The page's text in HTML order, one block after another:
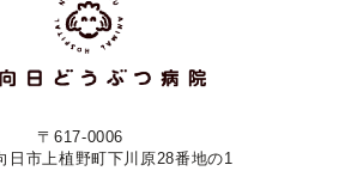
〒617-0006
日市上植野町下川原28番地の1